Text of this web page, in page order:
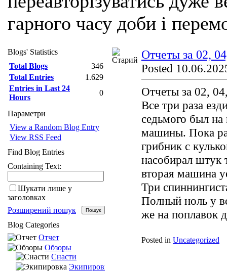
гарного часу доби і
Отчеты за 02,
Posted
Отчеты за 02,
Все три раза
седьмого был на
машины. Пока
грибник с
насобирал штук
вторая машина
Три
Полный ноль у
же на поплавок
Posted in Uncategorized
Blogs' Statistics
Total Blogs
346
Total Entries
1.629
Entries in Last 24
Hours
0
Параметри
View a Random Blog Entry
View RSS Feed
Find Blog Entries
Containing Text:
Шукати лише у
заголовках
Розширений пошук
Blog Categories
Отчет
Обзоры
Снасти
Экипировка